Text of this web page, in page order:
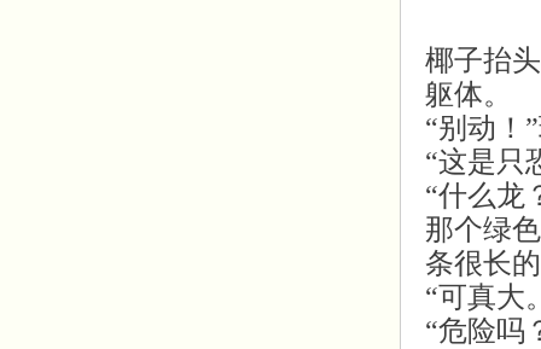
椰子抬
躯体。
“别动！”
“这是只
“什么龙
那个绿
条很长
“可真大
“危险吗